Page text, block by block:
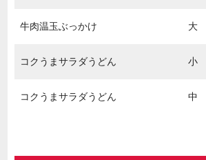
牛肉温玉ぶっかけ 大
コクうまサラダうどん 小
コクうまサラダうどん 中